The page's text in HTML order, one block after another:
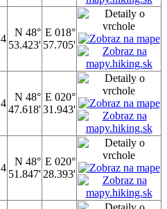
4
N 48°
53.423'
E 018°
57.705'
4
N 48°
47.618'
E 020°
31.943'
4
N 48°
51.847'
E 020°
28.393'